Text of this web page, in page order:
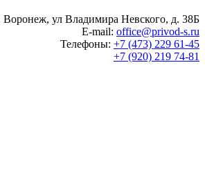
ул Владимира Невского, д. 38Б
E-mail: office@privod-s.ru
Телефоны: +7 (473) 229 61-45
+7 (920) 219 74-81